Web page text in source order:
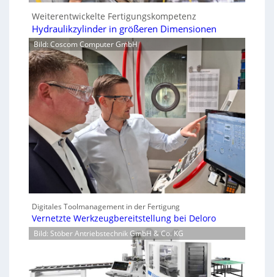
Weiterentwickelte Fertigungskompetenz
Hydraulikzylinder in größeren Dimensionen
Bild: Coscom Computer GmbH
Digitales Toolmanagement in der Fertigung
Vernetzte Werkzeugbereitstellung bei Deloro
Bild: Stöber Antriebstechnik GmbH & Co. KG